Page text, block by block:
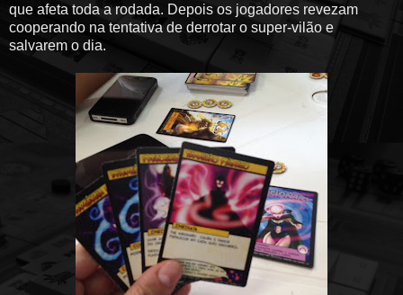
que afeta toda a rodada. Depois os jogadores revezam
cooperando na tentativa de derrotar o super-vilão e
salvarem o dia.